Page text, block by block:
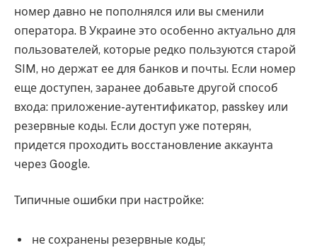
номер давно не пополнялся или вы сменили
оператора. В Украине это особенно актуально для
пользователей, которые редко пользуются старой
SIM, но держат ее для банков и почты. Если номер
еще доступен, заранее добавьте другой способ
входа: приложение-аутентификатор, passkey или
резервные коды. Если доступ уже потерян,
придется проходить восстановление аккаунта
через Google.
Типичные ошибки при настройке:
не сохранены резервные коды;